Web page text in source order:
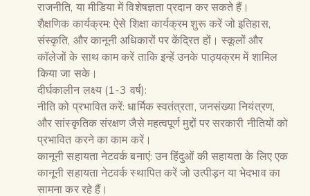
राजनीति, या मीडिया में विशेषज्ञता प्रदान कर सकते हैं।
शैक्षणिक कार्यक्रम: ऐसे शिक्षा कार्यक्रम शुरू करें जो इतिहास,
संस्कृति, और कानूनी अधिकारों पर केंद्रित हों। स्कूलों और
कॉलेजों के साथ काम करें ताकि इन्हें उनके पाठ्यक्रम में शामिल
किया जा सके।
दीर्घकालीन लक्ष्य (1-3 वर्ष):
नीति को प्रभावित करें: धार्मिक स्वतंत्रता, जनसंख्या नियंत्रण,
और सांस्कृतिक संरक्षण जैसे महत्वपूर्ण मुद्दों पर सरकारी नीतियों को
प्रभावित करने का काम करें।
कानूनी सहायता नेटवर्क बनाएं: उन हिंदुओं की सहायता के लिए एक
कानूनी सहायता नेटवर्क स्थापित करें जो उत्पीड़न या भेदभाव का
सामना कर रहे हैं।